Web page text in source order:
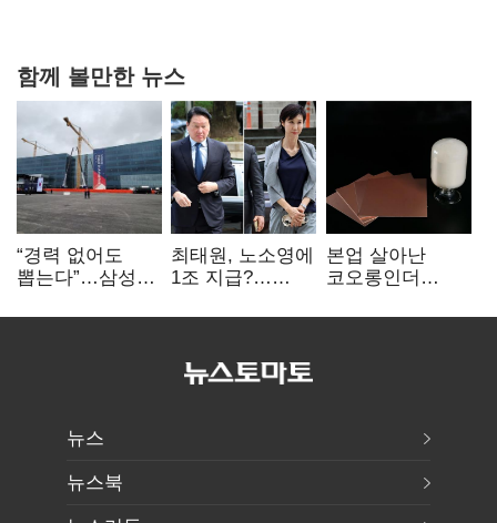
함께 볼만한 뉴스
“경력 없어도
뽑는다”…삼성
반도체 인재
최태원, 노소영에
1조 지급?…
본업 살아난
코오롱인더
배터리 소재로
뉴스
뉴스북